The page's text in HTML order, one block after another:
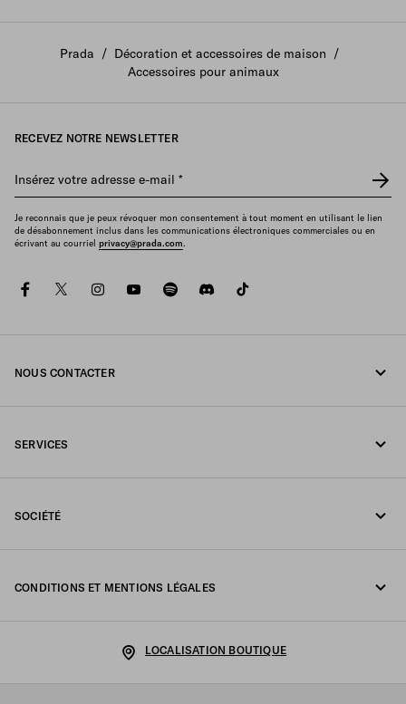
Prada / Décoration et accessoires de maison /
Accessoires pour animaux
RECEVEZ NOTRE NEWSLETTER
Insérez votre adresse e-mail *
Je reconnais que je peux révoquer mon consentement à tout moment en utilisant le lien
de désabonnement inclus dans les communications électroniques commerciales ou en
écrivant au courriel privacy@prada.com.
facebooktwitterinstagramyoutubespotifydiscord
NOUS CONTACTER
SERVICES
SOCIÉTÉ
CONDITIONS ET MENTIONS LÉGALES
LOCALISATION BOUTIQUE